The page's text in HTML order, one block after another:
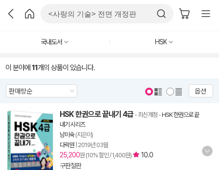
국내도서 HSK
이 분야에 11개의 상품이 있습니다.
옵션
HSK 한권으로 끝내기 4급 - 최신개정 -HSK 한권으로 끝
내기 시리즈
남미숙(지은이)
다락원 2019년 03월
25,200원 (10% 할인 / 1,400원)
10.0
구판절판